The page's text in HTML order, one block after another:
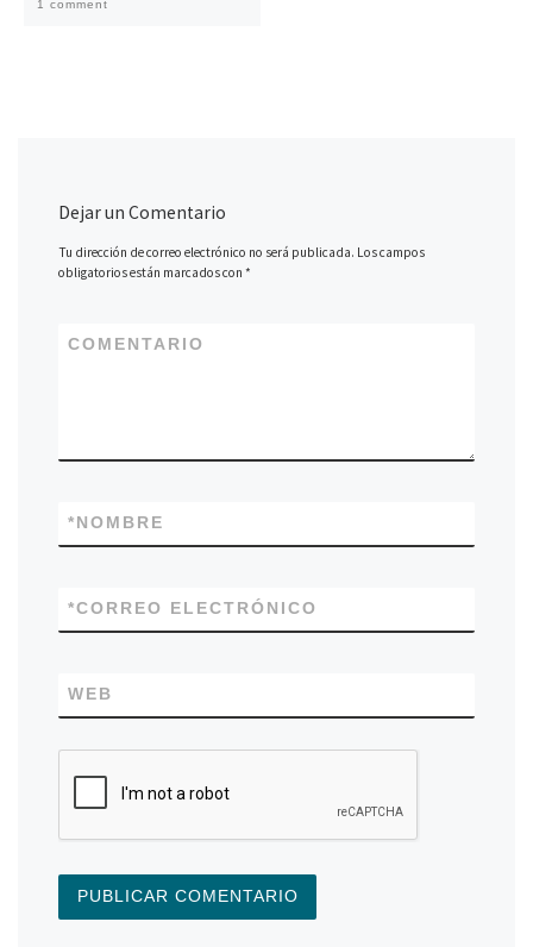
1 comment
Dejar un Comentario
Tu dirección de correo electrónico no será publicada. Los campos
obligatorios están marcados con*
COMENTARIO
NOMBRE
*
CORREO ELECTRÓNICO
*
WEB